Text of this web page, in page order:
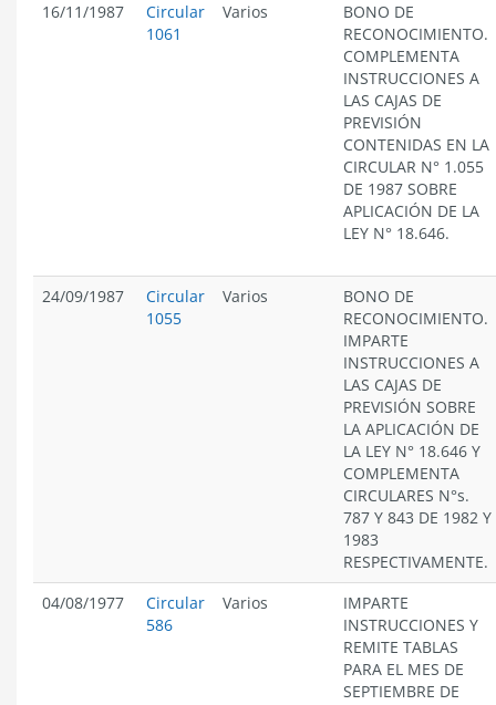
16/11/1987
Circular
1061
Varios
BONO DE
RECONOCIMIENTO.
COMPLEMENTA
INSTRUCCIONES A
LAS CAJAS DE
PREVISIÓN
CONTENIDAS EN LA
CIRCULAR N° 1.055
DE 1987 SOBRE
APLICACIÓN DE LA
LEY N° 18.646.
24/09/1987
Circular
1055
Varios
BONO DE
RECONOCIMIENTO.
IMPARTE
INSTRUCCIONES A
LAS CAJAS DE
PREVISIÓN SOBRE
LA APLICACIÓN DE
LA LEY N° 18.646 Y
COMPLEMENTA
CIRCULARES N°s.
787 Y 843 DE 1982 Y
1983
RESPECTIVAMENTE.
04/08/1977
Circular
586
Varios
IMPARTE
INSTRUCCIONES Y
REMITE TABLAS
PARA EL MES DE
SEPTIEMBRE DE